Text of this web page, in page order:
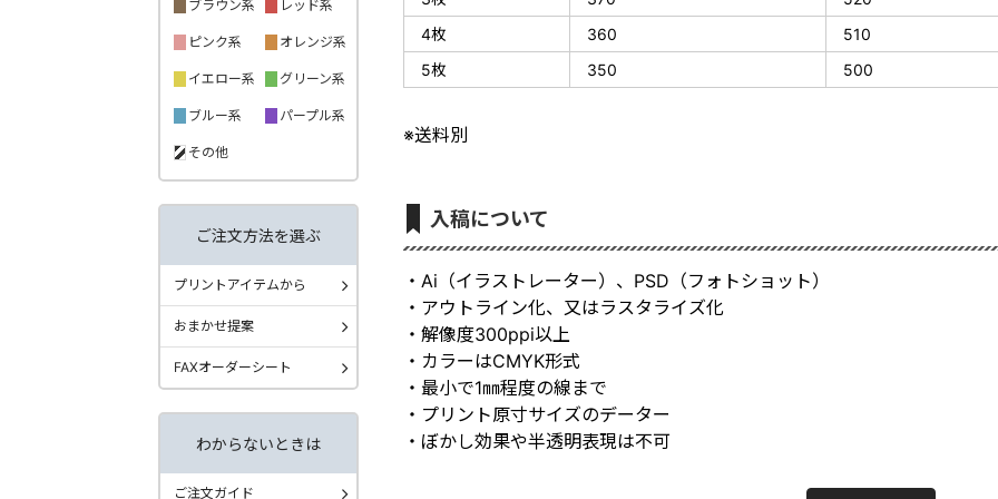
4枚
360 510
5枚
350 500
※送料別
入稿について
・Ai（イラストレーター）、PSD（フォトショット）
・アウトライン化、又はラスタライズ化
・解像度300ppi以上
・カラーはCMYK形式
・最小で1㎜程度の線まで
・プリント原寸サイズのデーター
・ぼかし効果や半透明表現は不可
ブラウン系 レッド系
ピンク系 オレンジ系
イエロー系 グリーン系
ブルー系 パープル系
その他
ご注文方法を選ぶ
プリントアイテムから
おまかせ提案
FAXオーダーシート
わからないときは
ご注文ガイド